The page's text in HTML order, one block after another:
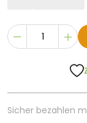
Sicher bezahlen